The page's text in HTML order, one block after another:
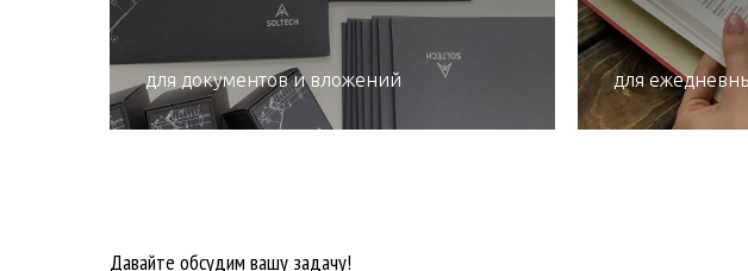
для документов и вложений для
Давайте обсудим вашу задачу!